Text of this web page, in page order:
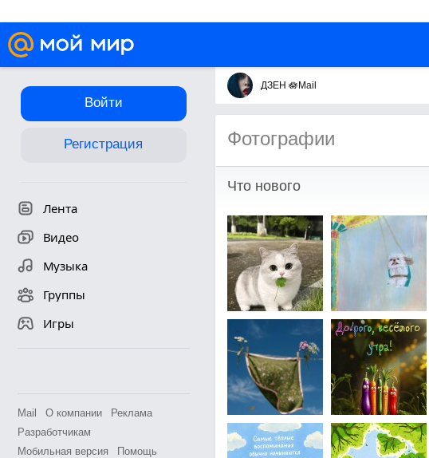
Войти
Регистрация
Лента
Видео
Музыка
Группы
Игры
Mail О компании
Реклама
Разработчикам
Мобильная версия
Помощь
ДЗЕН 🪷Mail
Фотографии
Что нового